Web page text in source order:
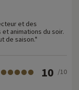
et des
animations du soir.
de saison."
10 /10